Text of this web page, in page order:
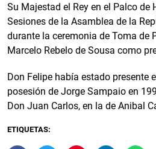
Su Majestad el Rey en el Palco de
Sesiones de la Asamblea de la
durante la ceremonia de Toma de
Marcelo Rebelo de Sousa como
Don Felipe había estado presente
posesión de Jorge Sampaio en
Don Juan Carlos, en la de Anibal
ETIQUETAS: